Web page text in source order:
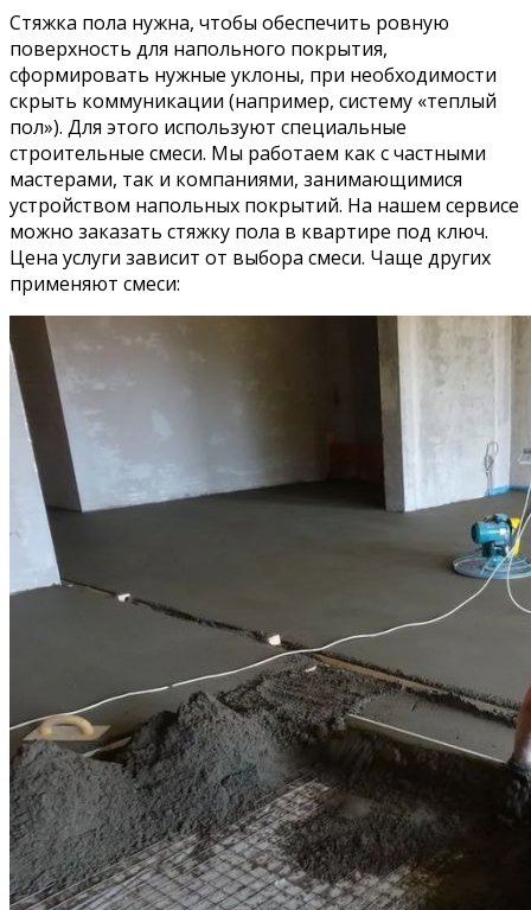
Стяжка пола нужна, чтобы обеспечить ровную
поверхность для напольного покрытия,
сформировать нужные уклоны, при необходимости
скрыть коммуникации (например, систему «теплый
пол»). Для этого используют специальные
строительные смеси. Мы работаем как с частными
мастерами, так и компаниями, занимающимися
устройством напольных покрытий. На нашем сервисе
можно заказать стяжку пола в квартире под ключ.
Цена услуги зависит от выбора смеси. Чаще других
применяют смеси: